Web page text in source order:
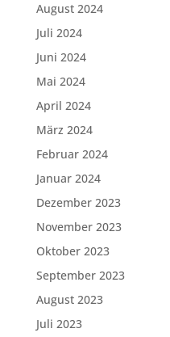
August 2024
Juli 2024
Juni 2024
Mai 2024
April 2024
März 2024
Februar 2024
Januar 2024
Dezember 2023
November 2023
Oktober 2023
September 2023
August 2023
Juli 2023